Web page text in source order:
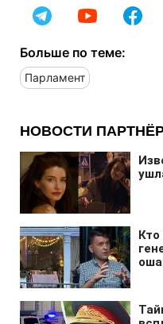
Больше по теме:
Парламент